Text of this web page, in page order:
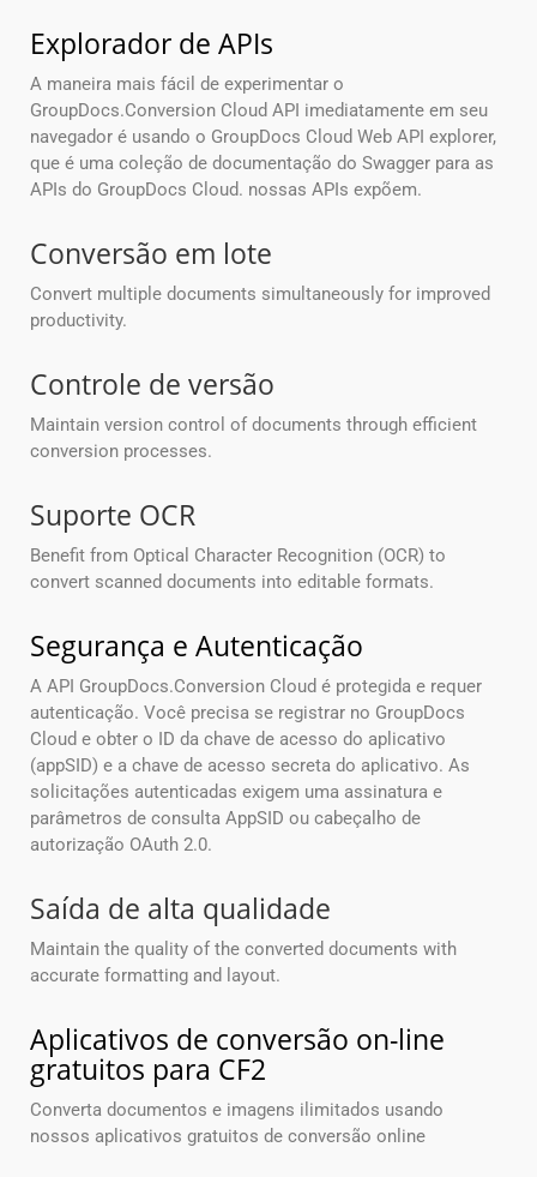
Explorador de APIs
A maneira mais fácil de experimentar o
GroupDocs.Conversion Cloud API imediatamente em seu
navegador é usando o GroupDocs Cloud Web API explorer,
que é uma coleção de documentação do Swagger para as
APIs do GroupDocs Cloud. nossas APIs expõem.
Conversão em lote
Convert multiple documents simultaneously for improved
productivity.
Controle de versão
Maintain version control of documents through efficient
conversion processes.
Suporte OCR
Benefit from Optical Character Recognition (OCR) to
convert scanned documents into editable formats.
Segurança e Autenticação
A API GroupDocs.Conversion Cloud é protegida e requer
autenticação. Você precisa se registrar no GroupDocs
Cloud e obter o ID da chave de acesso do aplicativo
(appSID) e a chave de acesso secreta do aplicativo. As
solicitações autenticadas exigem uma assinatura e
parâmetros de consulta AppSID ou cabeçalho de
autorização OAuth 2.0.
Saída de alta qualidade
Maintain the quality of the converted documents with
accurate formatting and layout.
Aplicativos de conversão on-line
gratuitos para CF2
Converta documentos e imagens ilimitados usando
nossos aplicativos gratuitos de conversão online